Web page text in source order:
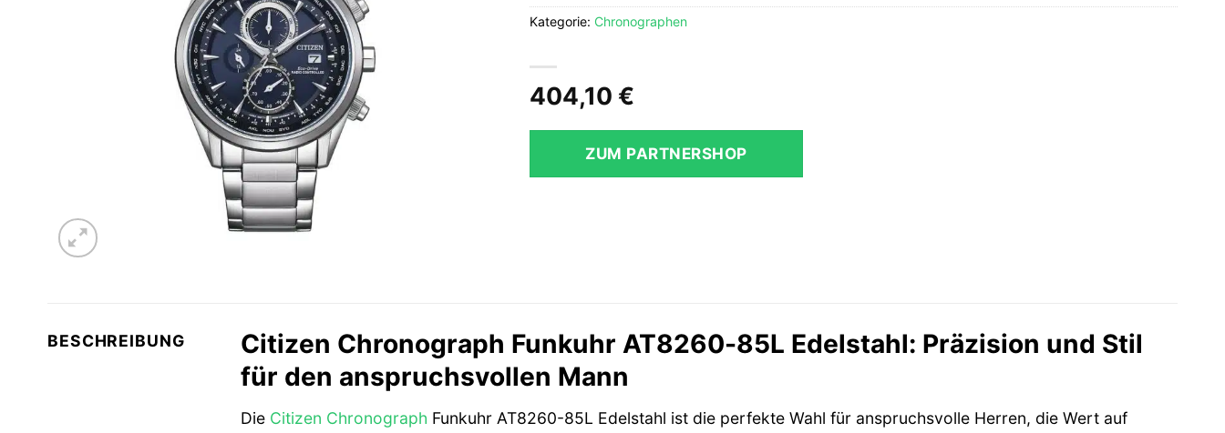
404,10 €
ZUM PARTNERSHOP
Kategorie:Chronographen
BESCHREIBUNG
Citizen Chronograph Funkuhr AT8260-85L Edelstahl: Präzision und Stil
für den anspruchsvollen Mann
Die Citizen Chronograph Funkuhr AT8260-85L Edelstahl ist die perfekte Wahl für anspruchsvolle Herren, die Wert auf